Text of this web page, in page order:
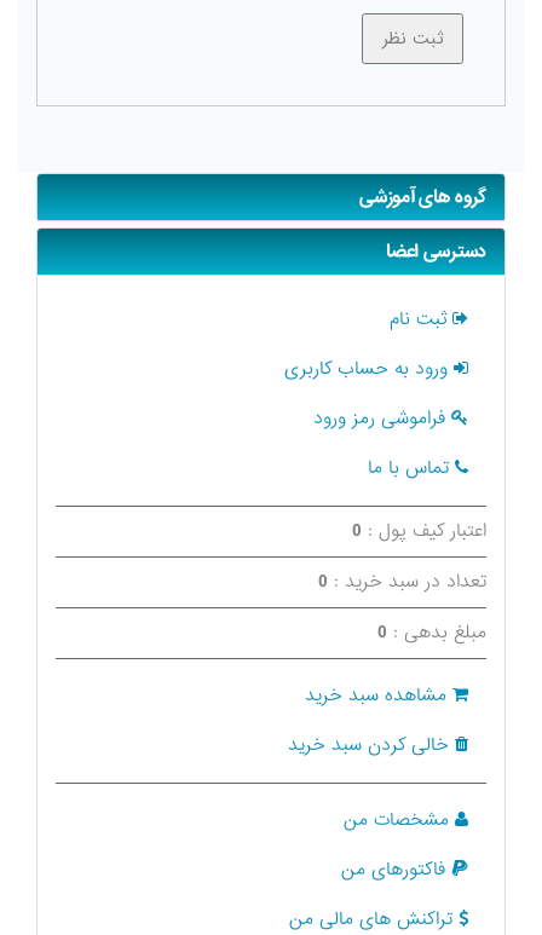
گروه های آموزشی
دسترسی اعضا
ثبت نام
ورود به حساب کاربری
فراموشی رمز ورود
تماس با ما
اعتبار کیف پول : 0
تعداد در سبد خرید : 0
مبلغ بدهی : 0
مشاهده سبد خرید
خالی کردن سبد خرید
مشخصات من
فاکتورهای من
تراکنش های مالی من